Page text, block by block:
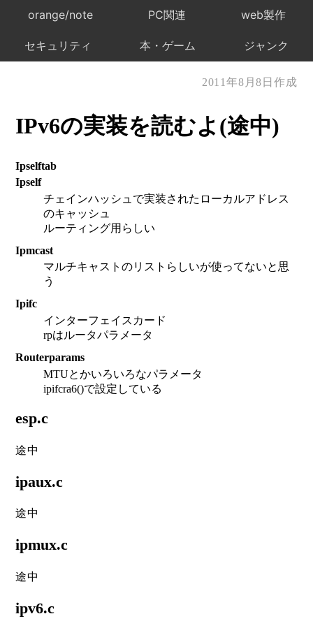
orange/note PC関連 web製作
セキュリティ 本・ゲーム ジャンク
2011年8月8日作成
IPv6の実装を読むよ(途中)
Ipselftab
Ipself
チェインハッシュで実装されたローカルアドレス
のキャッシュ
ルーティング用らしい
Ipmcast
マルチキャストのリストらしいが使ってないと思
う
Ipifc
インターフェイスカード
rpはルータパラメータ
Routerparams
MTUとかいろいろなパラメータ
ipifcra6()で設定している
esp.c
途中
ipaux.c
途中
ipmux.c
途中
ipv6.c